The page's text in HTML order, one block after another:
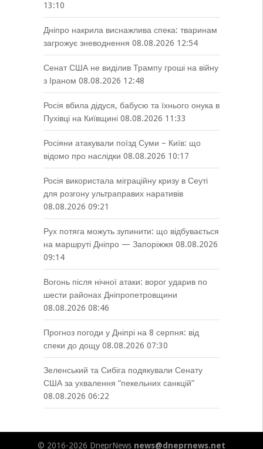
13:10
Дніпро накрила виснажлива спека: тваринам
загрожує зневоднення 08.08.2026 12:54
Сенат США не виділив Трампу гроші на війну
з Іраном 08.08.2026 12:48
Росія вбила дідуся, бабусю та їхнього онука в
Пухівці на Київщині 08.08.2026 11:33
Росіяни атакували поїзд Суми – Київ: що
відомо про наслідки 08.08.2026 10:17
Росія використала міграційну кризу в Сеуті
для розгону ультраправих наративів
08.08.2026 09:21
Рух потяга можуть зупинити: що відбувається
на маршруті Дніпро — Запоріжжя 08.08.2026
09:14
Вогонь після нічної атаки: ворог ударив по
шести районах Дніпропетровщини
08.08.2026 08:46
Прогноз погоди у Дніпрі на 8 серпня: від
спеки до дощу 08.08.2026 07:30
Зеленський та Сибіга подякували Сенату
США за ухвалення “пекельних санкцій”
08.08.2026 06:22
© 2016-2026 DneprNews news@dneprnews.net